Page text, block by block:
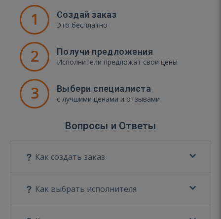
1 Создай заказ
Это бесплатно
2 Получи предложения
Исполнители предложат свои цены
3 Выбери специалиста
с лучшими ценами и отзывами
Вопросы и Ответы
Как создать заказ
Как выбрать исполнителя